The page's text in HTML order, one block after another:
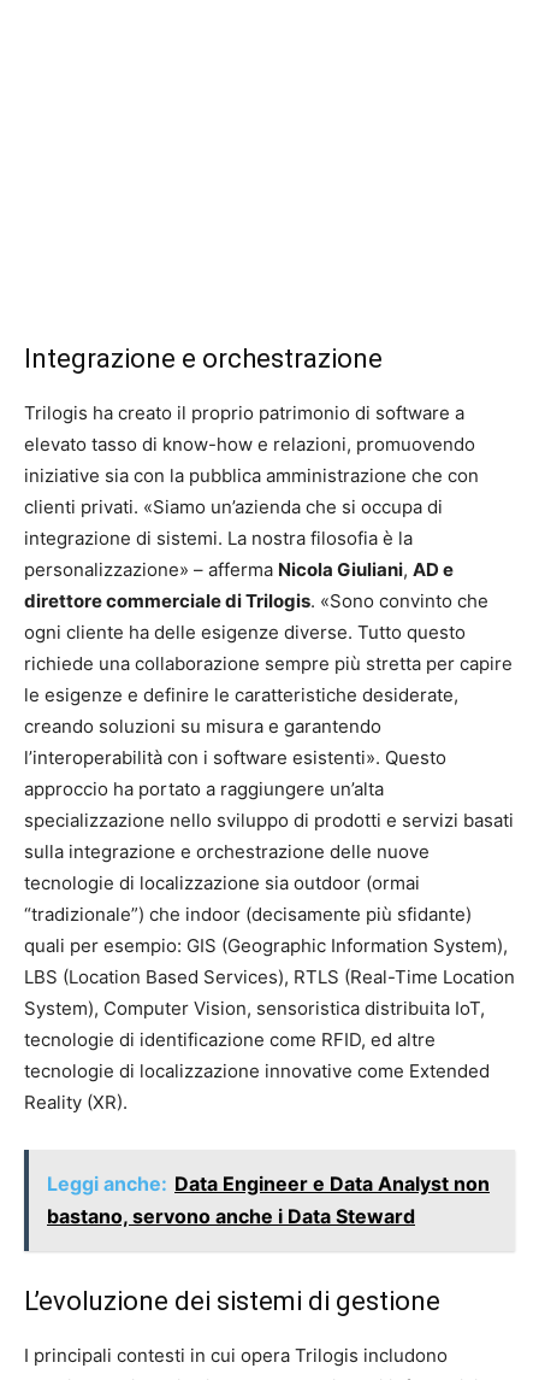
Integrazione e orchestrazione
Trilogis ha creato il proprio patrimonio di software a
elevato tasso di know-how e relazioni, promuovendo
iniziative sia con la pubblica amministrazione che con
clienti privati. «Siamo un’azienda che si occupa di
integrazione di sistemi. La nostra filosofia è la
personalizzazione» – afferma Nicola Giuliani, AD e
direttore commerciale di Trilogis. «Sono convinto che
ogni cliente ha delle esigenze diverse. Tutto questo
richiede una collaborazione sempre più stretta per capire
le esigenze e definire le caratteristiche desiderate,
creando soluzioni su misura e garantendo
l’interoperabilità con i software esistenti». Questo
approccio ha portato a raggiungere un’alta
specializzazione nello sviluppo di prodotti e servizi basati
sulla integrazione e orchestrazione delle nuove
tecnologie di localizzazione sia outdoor (ormai
“tradizionale”) che indoor (decisamente più sfidante)
quali per esempio: GIS (Geographic Information System),
LBS (Location Based Services), RTLS (Real-Time Location
System), Computer Vision, sensoristica distribuita IoT,
tecnologie di identificazione come RFID, ed altre
tecnologie di localizzazione innovative come Extended
Reality (XR).
Leggi anche: Data Engineer e Data Analyst non
bastano, servono anche i Data Steward
L’evoluzione dei sistemi di gestione
I principali contesti in cui opera Trilogis includono